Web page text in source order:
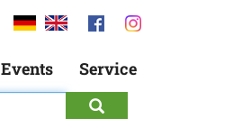
Events Service